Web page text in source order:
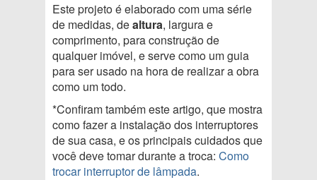
Este projeto é elaborado com uma série
de medidas, dealtura, largura e
comprimento, para construção de
qualquer imóvel, e serve como um guia
para ser usado na hora de realizar a obra
como um todo.
*Confiram também este artigo, que mostra
como fazer a instalação dos interruptores
de sua casa, e os principais cuidados que
você deve tomar durante a troca: Como
trocar interruptor de lâmpada.